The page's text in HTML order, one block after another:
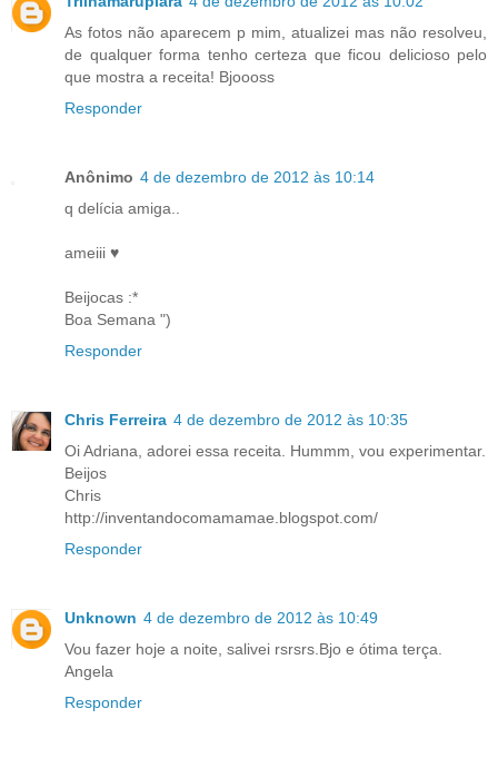
As fotos não aparecem p mim, atualizei mas não resolveu,
de qualquer forma tenho certeza que ficou delicioso pelo
que mostra a receita! Bjoooss
Responder
Anônimo 4 de dezembro de 2012 às 10:14
q delícia amiga..
ameiii ♥
Beijocas :*
Boa Semana ")
Responder
Chris Ferreira 4 de dezembro de 2012 às 10:35
Oi Adriana, adorei essa receita. Hummm, vou experimentar.
Beijos
Chris
http://inventandocomamamae.blogspot.com/
Responder
Unknown 4 de dezembro de 2012 às 10:49
Vou fazer hoje a noite, salivei rsrsrs.Bjo e ótima terça.
Angela
Responder